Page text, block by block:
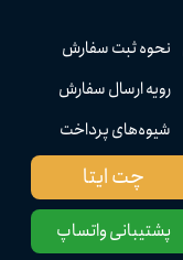
نحوه ثبت سفارش
رویه ارسال سفارش
شیوه‌های پرداخت
پشتیبانی واتساپ
چت ایتا